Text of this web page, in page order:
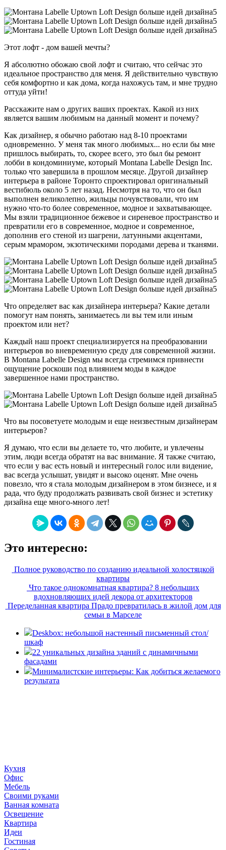
Этот лофт - дом вашей мечты?
Я абсолютно обожаю свой лофт и считаю, что сейчас это
идеальное пространство для меня. Я действительно чувствую
себя комфортно и как дома, когда нахожусь там, и мне трудно
оттуда уйти!
Расскажите нам о других ваших проектах. Какой из них
является вашим любимым на данный момент и почему?
Как дизайнер, я обычно работаю над 8-10 проектами
одновременно. У меня так много любимых... но если бы мне
пришлось выбирать, то, скорее всего, это был бы ремонт
лобби в кондоминиуме, который Montana Labelle Design Inc.
только что завершила в прошлом месяце. Другой дизайнер
интерьера в районе Торонто спроектировал оригинальный
вестибюль около 5 лет назад. Несмотря на то, что он был
выполнен великолепно, жильцы почувствовали, что им
нужно что-то более современное, модное и захватывающее.
Мы взяли традиционное бежевое и сиреневое пространство и
превратили его в современное, модное и современное,
дополнив его стеной из шагрени, латунными акцентами,
серым мрамором, экзотическими породами дерева и тканями.
Что определяет вас как дизайнера интерьера? Какие детали
помогут нам понять, занимаетесь ли вы тем или иным
проектом или нет?
Каждый наш проект специализируется на преобразовании
интерьеров во вневременную среду для современной жизни.
В Montana Labelle Design мы всегда стремимся привнести
ощущение роскоши под влиянием моды в каждое
завершенное нами пространство.
Что вы посоветуете молодым и еще неизвестным дизайнерам
интерьеров?
Я думаю, что если вы делаете то, что любите, и увлечены
этим, люди всегда обратят на вас внимание. Я также считаю,
что если у вас есть новый и интересный голос или видение,
вас всегда услышат, увидят и высоко оценят. Мне очень
повезло, что я стала молодым дизайнером в этом бизнесе, и я
рада, что буду продолжать развивать свой бизнес и эстетику
дизайна еще много-много лет!
Это интересно:
Полное руководство по созданию идеальной холостяцкой
квартиры
Что такое однокомнатная квартира? 8 небольших
вдохновляющих идей декора от архитекторов
Переделанная квартира Прадо превратилась в жилой дом для
семьи в Марселе
Deskbox: небольшой настенный письменный стол/
шкаф
22 уникальных дизайна зданий с динамичными
фасадами
Минималистские интерьеры: Как добиться желаемого
результата
Кухня
Офис
Мебель
Своими руками
Ванная комната
Освещение
Квартира
Идеи
Гостиная